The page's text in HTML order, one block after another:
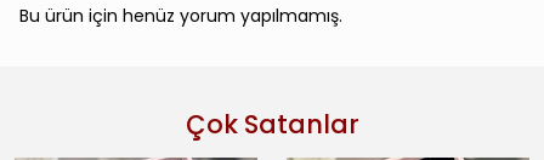
Bu ürün için henüz yorum yapılmamış.
Çok Satanlar